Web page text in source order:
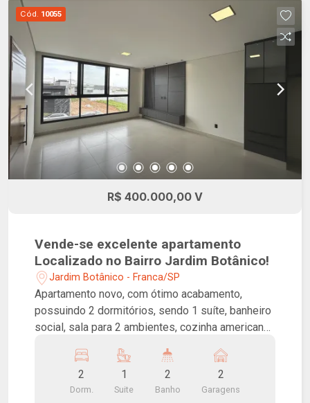
Cód. 10055
R$ 400.000,00 V
Vende-se excelente apartamento
Localizado no Bairro Jardim Botânico!
Jardim Botânico - Franca/SP
Apartamento novo, com ótimo acabamento,
possuindo 2 dormitórios, sendo 1 suíte, banheiro
social, sala para 2 ambientes, cozinha americana
vagas de garagem.
2
Dorm.
1
Suite
2
Banho
2
Garagens